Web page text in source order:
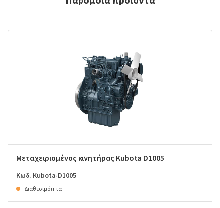
Μεταχειρισμένος κινητήρας Kubota D1005
Κωδ. Kubota-D1005
Διαθεσιμότητα